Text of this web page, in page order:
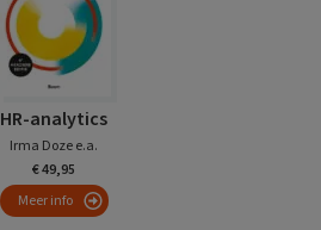
HR-analytics
Irma Doze e.a.
€ 49,95
Meer info